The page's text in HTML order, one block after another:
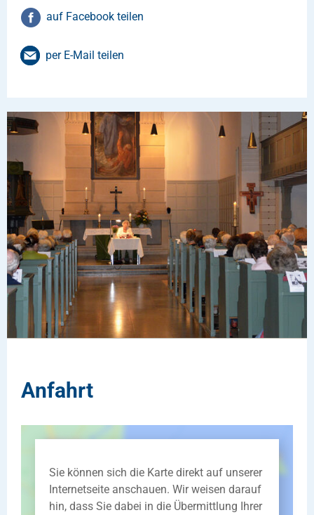
auf Facebook teilen
per E-Mail teilen
Anfahrt
Sie können sich die Karte direkt auf unserer
Internetseite anschauen. Wir weisen darauf
hin, dass Sie dabei in die Übermittlung Ihrer